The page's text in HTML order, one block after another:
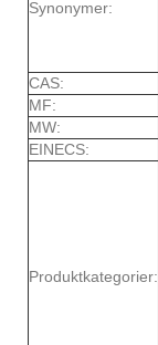
Synonymer:
CAS:
MF:
MW:
EINECS:
Produktkategorier: